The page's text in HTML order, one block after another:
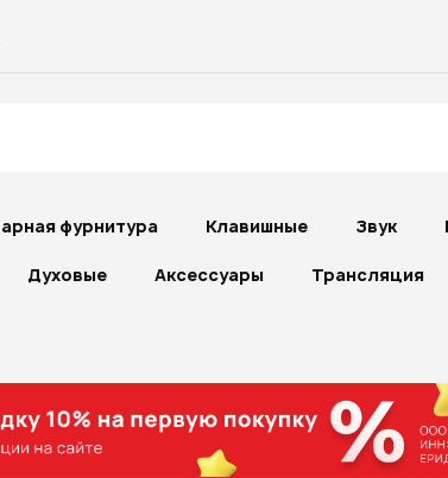
фурнитура Клавишные Звук
Духовые Аксессуары Трансляция